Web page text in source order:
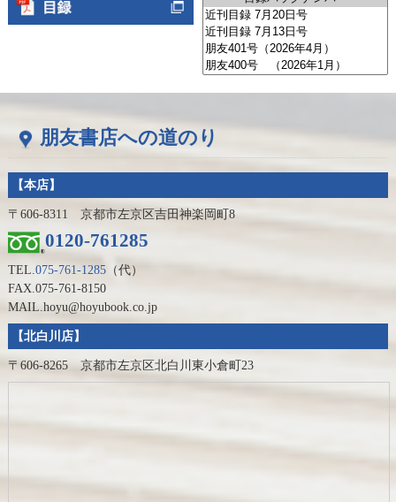
朋友書店への道のり
【本店】
〒606-8311 京都市左京区吉田神楽岡町8
0120-761285
TEL.075-761-1285（代）
FAX.075-761-8150
MAIL.hoyu@hoyubook.co.jp
【北白川店】
〒606-8265 京都市左京区北白川東小倉町23